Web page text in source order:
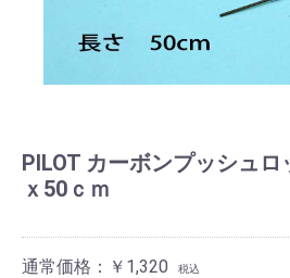
PILOT カーボンプッシュ
ｘ50ｃｍ
通常価格：￥1,320 税込